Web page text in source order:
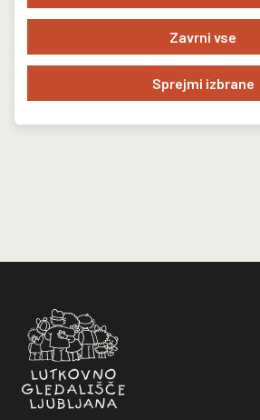
Zavrni vse
Sprejmi izbrane
Nazaj na seznam novic